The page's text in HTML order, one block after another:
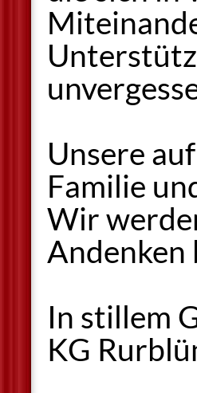
Unsere
Familie
Wir
Andenken
In stillem
KG